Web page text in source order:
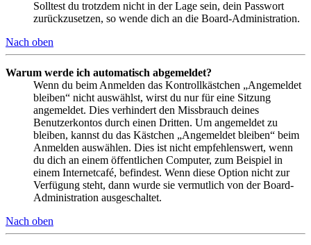
Solltest du trotzdem nicht in der Lage sein, dein Passwort
zurückzusetzen, so wende dich an die Board-Administration.
Nach oben
Warum werde ich automatisch abgemeldet?
Wenn du beim Anmelden das Kontrollkästchen „Angemeldet
bleiben“ nicht auswählst, wirst du nur für eine Sitzung
angemeldet. Dies verhindert den Missbrauch deines
Benutzerkontos durch einen Dritten. Um angemeldet zu
bleiben, kannst du das Kästchen „Angemeldet bleiben“ beim
Anmelden auswählen. Dies ist nicht empfehlenswert, wenn
du dich an einem öffentlichen Computer, zum Beispiel in
einem Internetcafé, befindest. Wenn diese Option nicht zur
Verfügung steht, dann wurde sie vermutlich von der Board-
Administration ausgeschaltet.
Nach oben